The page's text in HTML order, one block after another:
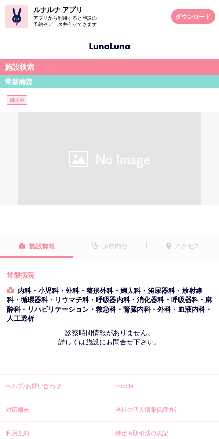
ルナルナ アプリ
アプリから利用すると施設の
予約やデータ共有ができます
ダウンロード
施設検索
常磐病院
婦人科
施設情報 診療内容 アクセス
常磐病院
内科・小児科・外科・整形外科・婦人科・泌尿器科・放射線
科・循環器科・リウマチ科・呼吸器内科・消化器科・呼吸器科・麻
酔科・リハビリテーション・救急科・腎臓内科・外科・血液内科・
人工透析
診察時間情報がありません。
詳しくは施設にお問合せ下さい。
ヘルプ/お問い合わせ mopita
対応端末 当社の個人情報保護方針
利用規約 特定商取引法の表記